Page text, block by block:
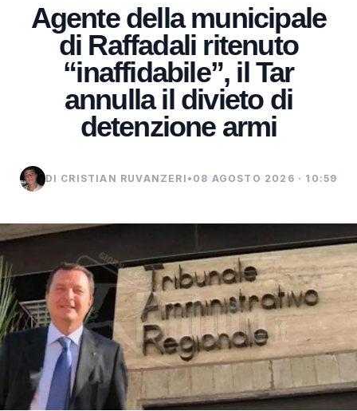
Agente della municipale
di Raffadali ritenuto
“inaffidabile”, il Tar
annulla il divieto di
detenzione armi
DI CRISTIAN RUVANZERI • 08 AGOSTO 2026 · 10:59